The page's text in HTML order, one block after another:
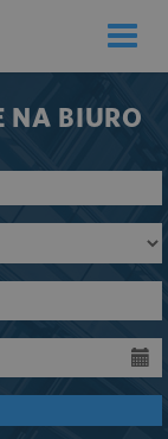
Toggle
NA BIURO